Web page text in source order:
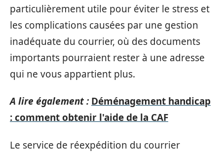
particulièrement utile pour éviter le stress et
les complications causées par une gestion
inadéquate du courrier, où des documents
importants pourraient rester à une adresse
qui ne vous appartient plus.
A lire également : Déménagement handicap
: comment obtenir l'aide de la CAF
Le service de réexpédition du courrier